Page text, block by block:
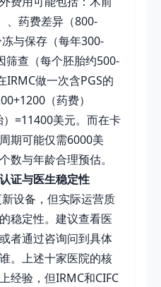
、药费差异（800-
与保存（每年300-
筛查（每个胚胎约500-
IRMC做一次含PGS的
（药费）
=11400美元。而在卡
期可能仅需6000美
数与年龄合理预估。
证与医生稳定性
设备，但实际运营质
稳定性。建议查看医
者通过咨询问到具体
。上述十家医院的核
经验，但IRMC和CIFC